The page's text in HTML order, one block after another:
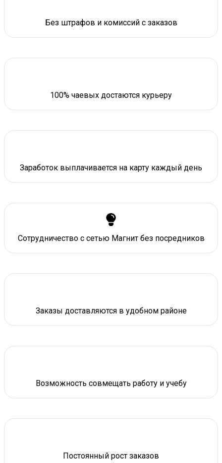
Без штрафов и комиссий с заказов
100% чаевых достаются курьеру
Заработок выплачивается на карту каждый день
Сотрудничество с сетью Магнит без посредников
Заказы доставляются в удобном районе
Возможность совмещать работу и учебу
Постоянный рост заказов